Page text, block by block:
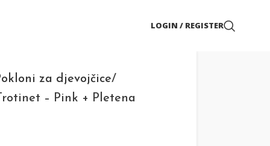
LOGIN / REGISTER
za djevojčice
– Pink + Pletena